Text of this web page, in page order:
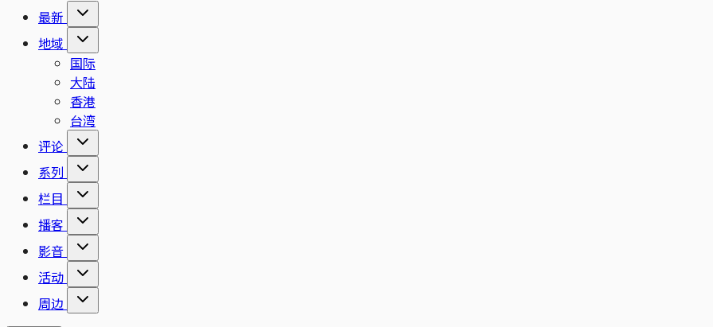
最新
地域
国际
大陆
香港
台湾
评论
系列
栏目
播客
影音
活动
周边